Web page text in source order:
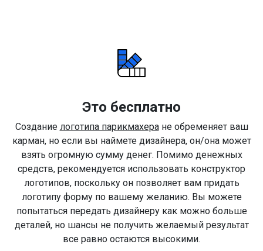
Это бесплатно
Создание логотипа парикмахеране обременяет ваш
карман, но если вы наймете дизайнера, он/она может
взять огромную сумму денег. Помимо денежных
средств, рекомендуется использовать конструктор
логотипов, поскольку он позволяет вам придать
логотипу форму по вашему желанию. Вы можете
попытаться передать дизайнеру как можно больше
деталей, но шансы не получить желаемый результат
все равно остаются высокими.